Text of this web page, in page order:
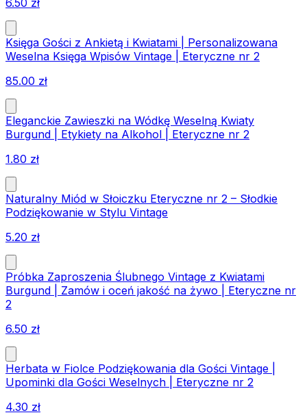
6.50 zł
Księga Gości z Ankietą i Kwiatami | Personalizowana
Weselna Księga Wpisów Vintage | Eteryczne nr 2
85.00 zł
Eleganckie Zawieszki na Wódkę Weselną Kwiaty
Burgund | Etykiety na Alkohol | Eteryczne nr 2
1.80 zł
Naturalny Miód w Słoiczku Eteryczne nr 2 – Słodkie
Podziękowanie w Stylu Vintage
5.20 zł
Próbka Zaproszenia Ślubnego Vintage z Kwiatami
Burgund | Zamów i oceń jakość na żywo | Eteryczne nr
2
6.50 zł
Herbata w Fiolce Podziękowania dla Gości Vintage |
Upominki dla Gości Weselnych | Eteryczne nr 2
4.30 zł